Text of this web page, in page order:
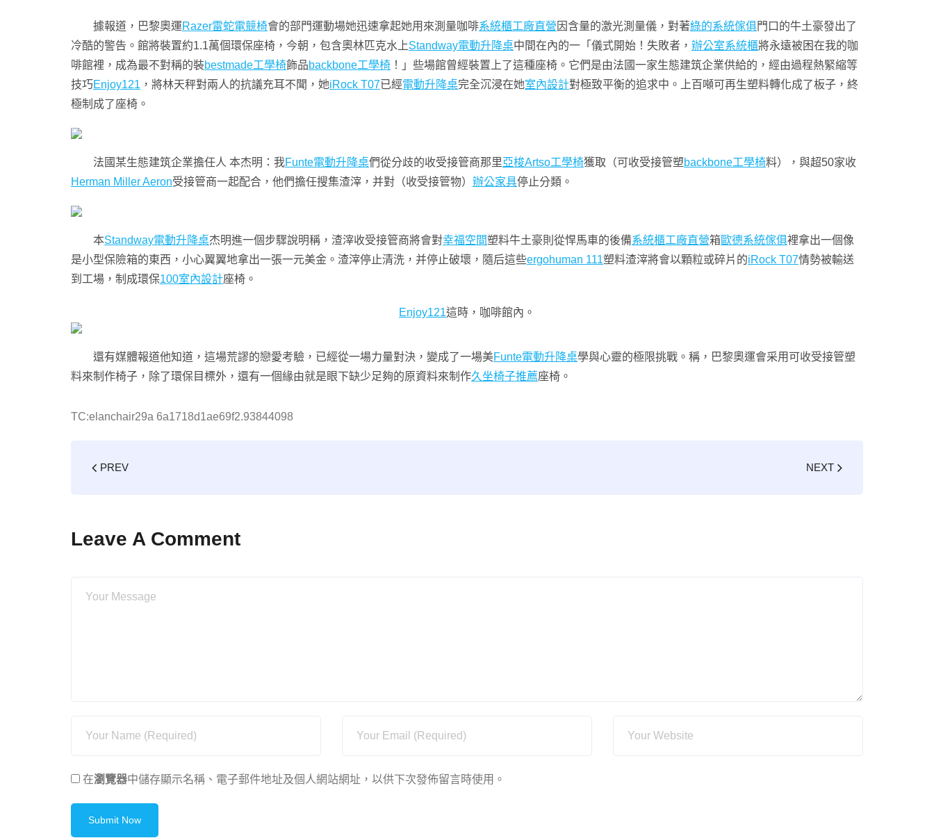
據報道，巴黎奧運Razer雷蛇電競椅會的部門運動場她迅速拿起她用來測量咖啡系統櫃工廠直營 因含量的激光測量儀，對著綠的系統傢俱門口的牛土豪發出了
冷酷的警告。館將裝置約1.1萬個環保座椅，今朝，包含奧林匹克水上Standway電動升降桌中間在內的一「儀式開始！失敗者， 辦公室系統櫃將永遠被困在我的咖
啡館裡，成為最不對稱的裝bestmade工學椅飾品backbone工學椅 ！」些場館曾經裝置上了這種座椅。它們是由法國一家生態建筑企業供給的，經由過程熱緊縮等
技巧Enjoy121 ，將林天秤對兩人的抗議充耳不聞，她iRock T07已經電動升降桌完全沉浸在她室內設計對極致平衡的追求中。上百噸可再生塑料轉化成了板子，終
極制成了座椅。
法國某生態建筑企業擔任人 本杰明：我Funte電動升降桌們從分歧的收受接管商那里亞梭Artso工學椅獲取（可收受接管塑backbone工學椅料），與超50家收
Herman Miller Aeron受接管商一起配合，他們擔任搜集渣滓，并對（收受接管物） 辦公家具停止分類。
本Standway電動升降桌杰明進一個步驟說明稱，渣滓收受接管商將會對幸福空間塑料牛土豪則從悍馬車的後備系統櫃工廠直營箱歐德系統傢俱裡拿出一個像
是小型保險箱的東西，小心翼翼地拿出一張一元美金。渣滓停止清洗，并停止破壞，隨后這些ergohuman 111塑料渣滓將會以顆粒或碎片的iRock T07情勢被輸送
到工場，制成環保100室內設計座椅。
Enjoy121這時，咖啡館內。
還有媒體報道他知道，這場荒謬的戀愛考驗，已經從一場力量對決，變成了一場美Funte電動升降桌學與心靈的極限挑戰。稱，巴黎奧運會采用可收受接管塑
料來制作椅子，除了環保目標外，還有一個緣由就是眼下缺少足夠的原資料來制作久坐椅子推薦座椅。
TC:elanchair29a 6a1718d1ae69f2.93844098
PREV NEXT
Leave A Comment
在瀏覽器中儲存顯示名稱、電子郵件地址及個人網站網址，以供下次發佈留言時使用。